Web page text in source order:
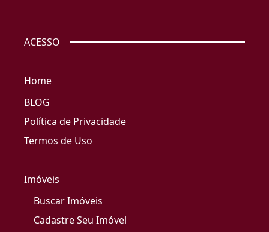
ACESSO
Home
BLOG
Política de Privacidade
Termos de Uso
Imóveis
Buscar Imóveis
Cadastre Seu Imóvel